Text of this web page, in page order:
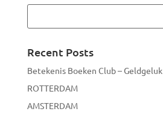
Recent Posts
Betekenis Boeken Club – Geldgeluk
ROTTERDAM
AMSTERDAM